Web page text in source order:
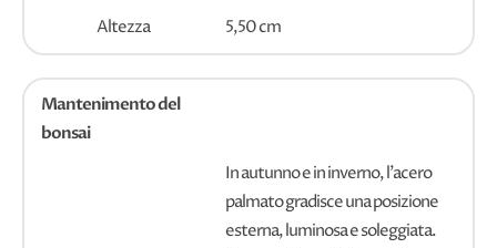
Altezza
5,50 cm
Mantenimento del
bonsai
In autunno e in inverno, l'acero
palmato gradisce una posizione
esterna, luminosa e soleggiata.